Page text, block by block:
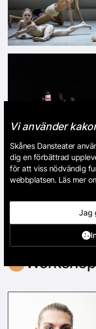
Vi använder
Skånes Dansteater
dig en förbättrad
för att viss nödvändig
webbplatsen. Läs mer
Jag